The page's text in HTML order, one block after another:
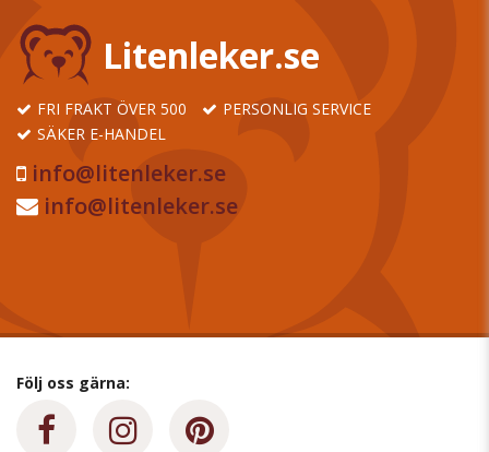
Litenleker.se
FRI FRAKT ÖVER 500
PERSONLIG SERVICE
SÄKER E-HANDEL
info@litenleker.se
info@litenleker.se
Följ oss gärna: